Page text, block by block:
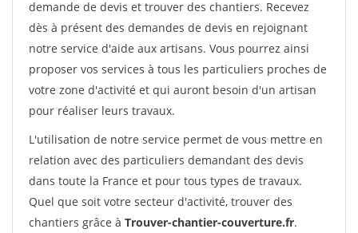
demande de devis et trouver des chantiers. Recevez
dès à présent des demandes de devis en rejoignant
notre service d'aide aux artisans. Vous pourrez ainsi
proposer vos services à tous les particuliers proches de
votre zone d'activité et qui auront besoin d'un artisan
pour réaliser leurs travaux.
L'utilisation de notre service permet de vous mettre en
relation avec des particuliers demandant des devis
dans toute la France et pour tous types de travaux.
Quel que soit votre secteur d'activité, trouver des
chantiers grâce à Trouver-chantier-couverture.fr.